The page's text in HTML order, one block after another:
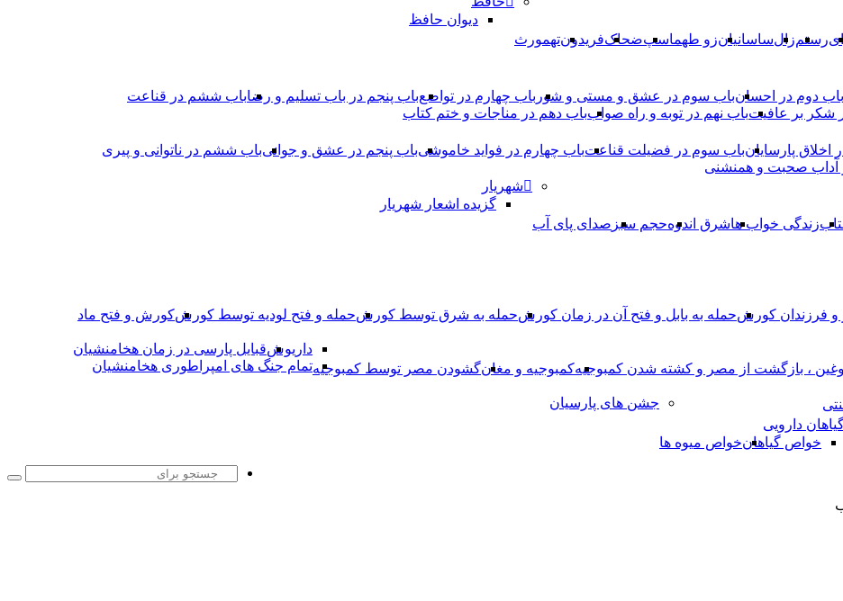
رستمزالساسانیانزو طهماسپ‏ضحاکفریدونتهمورث
دیوان حافظ
باب دوم در احسانباب سوم در عشق و مستی و شور باب چهارم در تواضعباب پنجم در باب تسلیم و رضاباب ششم در قناعت
شکر بر عافیتباب نهم در توبه و راه صوابباب دهم در مناجات و ختم کتاب
اخلاق پارسایانباب سوم در فضیلت قناعتباب چهارم در فواید خاموشىباب پنجم در عشق و جوانىباب ششم در ناتوانى و پیرى
آداب صحبت و همنشنى
زندگی خواب هاشرق اندوهحجم سبز صدای پای آب
شهریار
گزیده اشعار شهریار
فرزندان کورشحمله به بابل و فتح آن در زمان کورشحمله به شرق توسط کورشحمله و فتح لودیه توسط کورشکورش و فتح ماد
، بازگشت از مصر و کشته شدن کمبوجیهکمبوجیه و مغانگشودن مصر توسط کمبوجیه
داریوشقبایل پارسی در زمان هخامنشیان
تمام جنگ های امپراطوری هخامنشیان
دارویی
خواص گیاهانخواص میوه ها
جشن های پارسیان